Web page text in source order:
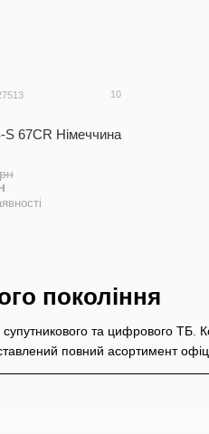
покоління
та цифрового ТБ.
повний асортимент
сигналу, довговічності
через пульт або
прийому телевізійного та
10
S 67CR Німеччина